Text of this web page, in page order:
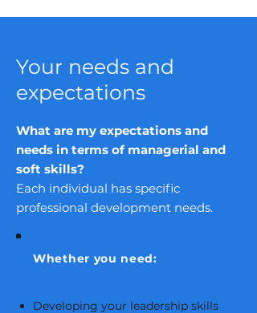
Your needs and
expectations
What are my expectations and
needs in terms of managerial and
soft skills?
Each individual has specific
professional development needs.
Whether you need:
Developing your leadership skills